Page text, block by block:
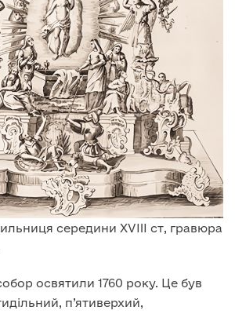
середини XVIII ст, гравюра
освятили 1760 року. Це був
п’ятиверхий,